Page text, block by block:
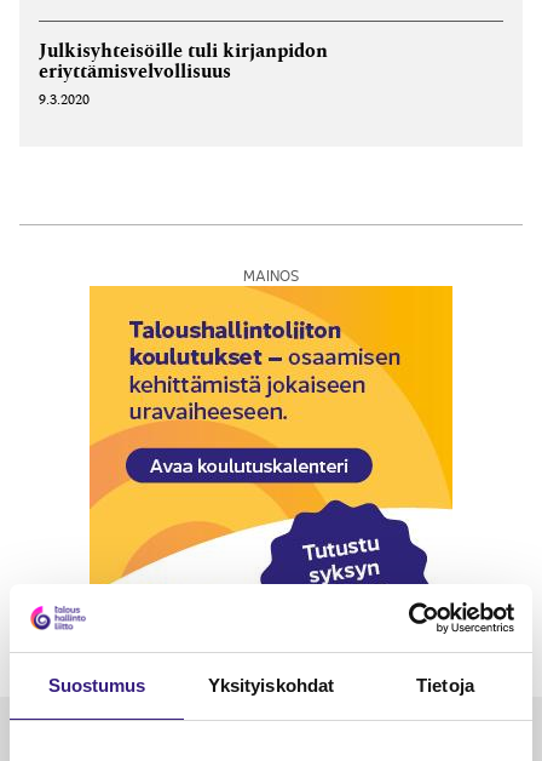
Suostumus Yksityiskohdat Tietoja
Julkisyhteisöille tuli kirjanpidon
eriyttämisvelvollisuus
9.3.2020
MAINOS